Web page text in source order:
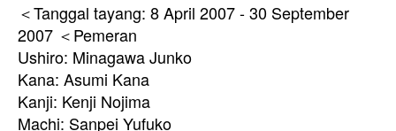
＜Tanggal tayang: 8 April 2007 - 30 September
2007 ＜Pemeran
Ushiro: Minagawa Junko
Kana: Asumi Kana
Kanji: Kenji Nojima
Machi: Sanpei Yufuko